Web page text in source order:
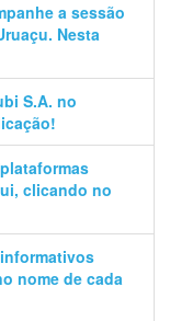
a sessão
Nesta
S.A. no
clicando no
informativos
nome de cada